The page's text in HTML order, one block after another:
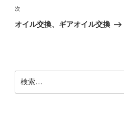
ビ
ゲ
ン
稿
次
の
次
オイル交換、ギアオイル交換
索: